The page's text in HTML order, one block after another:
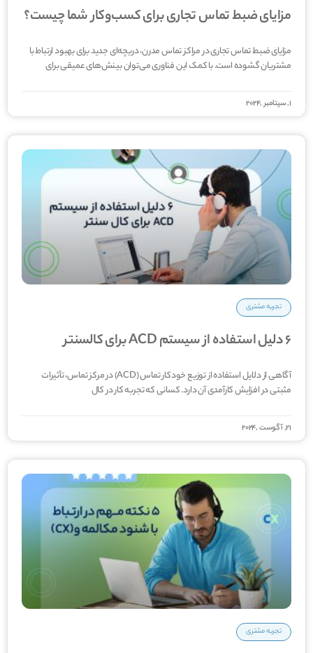
مزایای ضبط تماس تجاری برای کسب‌وکار شما چیست؟
مزایای ضبط تماس تجاری در مراکز تماس مدرن، دریچه­‌ای جدید برای بهبود ارتباط با
مشتریان گشوده است. با کمک این فناوری می‌­توان بینش‌­های عمیقی برای
1, سپتامبر ,2024
تجربه مشتری
6 دلیل استفاده از سیستم ACD برای کالسنتر
آگاهی از دلایل استفاده از توزیع خودکار تماس (ACD) در مرکز تماس، تأثیرات
مثبتی در افزایش کارآمدی آن دارد. کسانی که تجربه کار در کال­
21, آگوست ,2024
تجربه مشتری